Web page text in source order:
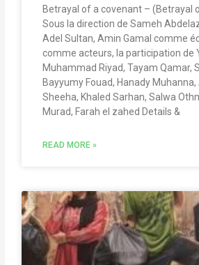
Betrayal of a covenant – (Betrayal
Sous la direction de Sameh
Adel Sultan, Amin Gamal comme
comme acteurs, la participation de
Muhammad Riyad, Tayam Qamar,
Bayyumy Fouad, Hanady Muhanna,
Sheeha, Khaled Sarhan, Salwa
Murad, Farah el zahed Details &
READ MORE »